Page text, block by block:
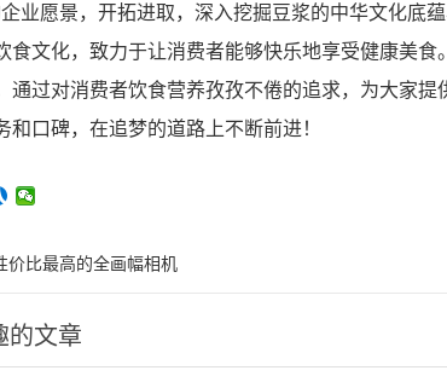
业愿景，开拓进取，深入挖掘豆浆的中华文化底
食文化，致力于让消费者能够快乐地享受健康美食
通过对消费者饮食营养孜孜不倦的追求，为大家提
和口碑，在追梦的道路上不断前进！
价比最高的全画幅相机
的文章